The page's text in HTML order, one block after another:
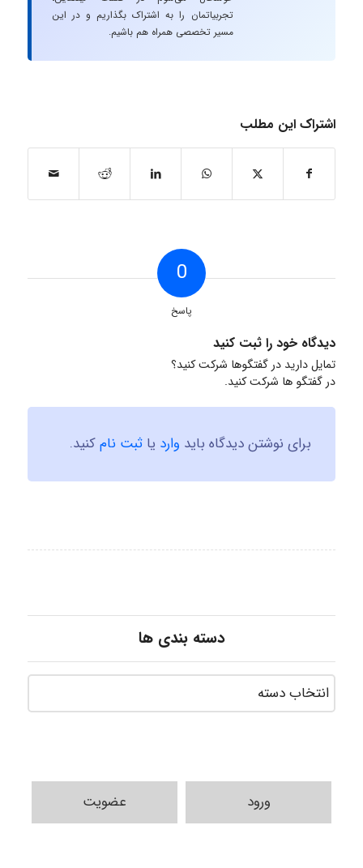
تجربیاتمان را به اشتراک بگذاریم و در این
مسیر تخصصی همراه هم باشیم.
اشتراک این مطلب
0
پاسخ
دیدگاه خود را ثبت کنید
تمایل دارید در گفتگوها شرکت کنید؟
در گفتگو ها شرکت کنید.
برای نوشتن دیدگاه باید وارد یا ثبت نامکنید.
دسته بندی ها
ورود عضویت